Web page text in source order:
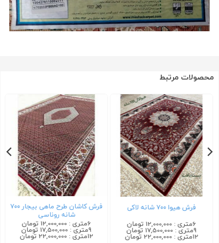
محصولات مرتبط
فرش هیوا ۷۰۰ شانه لاکی
6متری : 12,000,000 تومان
9متری : 17,500,000 تومان
12متری : 22,000,000 تومان
فرش کاشان طرح ماهی بیجار ۷۰۰
شانه روناسی
6متری : 12,000,000 تومان
9متری : 17,500,000 تومان
12متری : 22,000,000 تومان